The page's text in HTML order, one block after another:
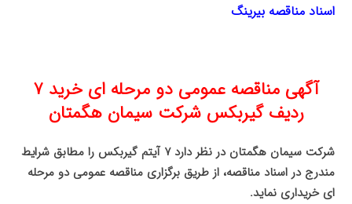
اسناد مناقصه بیرینگ
آگهی مناقصه عمومی دو مرحله ای خرید ۷
ردیف گیربکس شرکت سیمان هگمتان
شرکت سیمان هگمتان در نظر دارد ۷ آیتم گیربکس را مطابق شرایط
مندرج در اسناد مناقصه، از طریق برگزاری مناقصه عمومی دو مرحله
ای خریداری نماید.